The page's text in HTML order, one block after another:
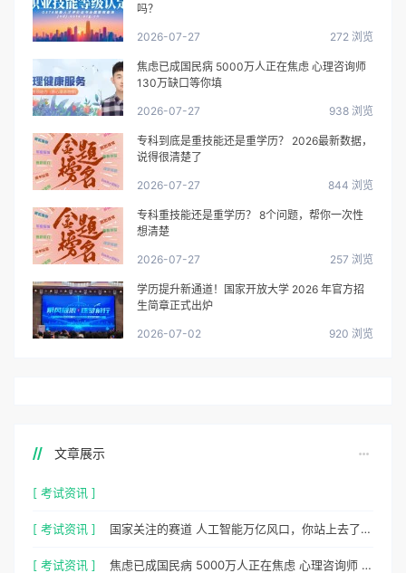
吗？
2026-07-27 272 浏览
焦虑已成国民病 5000万人正在焦虑 心理咨询师
130万缺口等你填
2026-07-27 938 浏览
专科到底是重技能还是重学历？ 2026最新数据，
说得很清楚了
2026-07-27 844 浏览
专科重技能还是重学历？ 8个问题，帮你一次性
想清楚
2026-07-27 257 浏览
学历提升新通道！国家开放大学 2026 年官方招
生简章正式出炉
2026-07-02 920 浏览
文章展示
[ 考试资讯 ]
[ 考试资讯 ] 国家关注的赛道 人工智能万亿风口，你站上去了吗？
[ 考试资讯 ] 焦虑已成国民病 5000万人正在焦虑 心理咨询师 130万缺口等你填